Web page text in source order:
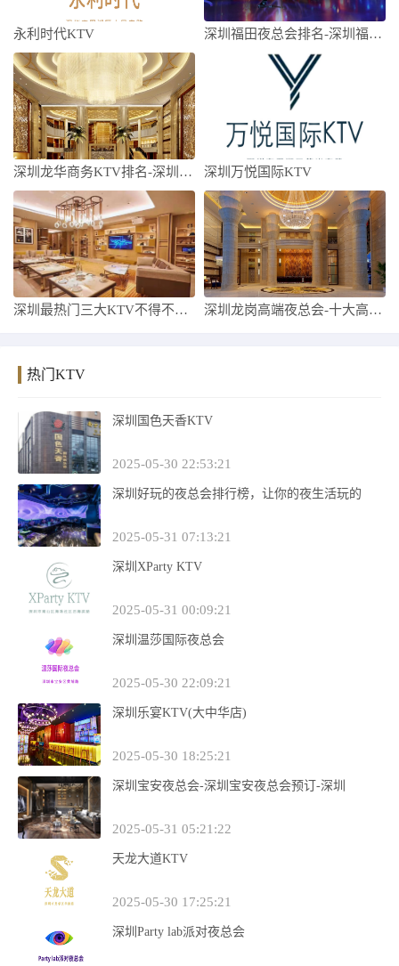
永利时代KTV 深圳福田夜总会排名-深圳福田十大夜总会排
深圳龙华商务KTV排名-深圳龙华十大商务 深圳万悦国际KTV
深圳最热门三大KTV不得不去，哪家好玩 深圳龙岗高端夜总会-十大高档夜总会排名预
热门KTV
深圳国色天香KTV
2025-05-30 22:53:21
深圳好玩的夜总会排行榜，让你的夜生活玩的
2025-05-31 07:13:21
深圳XParty KTV
2025-05-31 00:09:21
深圳温莎国际夜总会
2025-05-30 22:09:21
深圳乐宴KTV(大中华店)
2025-05-30 18:25:21
深圳宝安夜总会-深圳宝安夜总会预订-深圳
2025-05-31 05:21:22
天龙大道KTV
2025-05-30 17:25:21
深圳Party lab派对夜总会